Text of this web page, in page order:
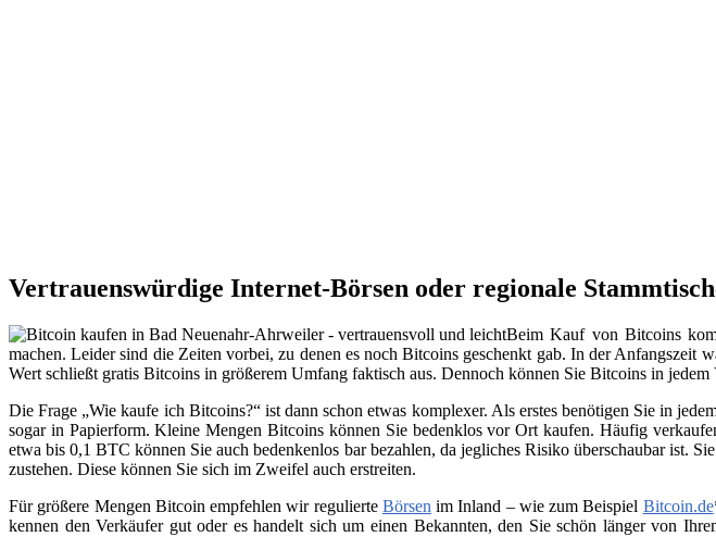
Vertrauenswürdige Internet-Börsen oder regionale
Beim Kauf von Bitcoins
machen. Leider sind die Zeiten vorbei, zu denen es noch Bitcoins geschenkt gab. In der
Wert schließt gratis Bitcoins in größerem Umfang faktisch aus. Dennoch können Sie Bitcoins in jedem
Die Frage „Wie kaufe ich Bitcoins?“ ist dann schon etwas komplexer. Als erstes benötigen Sie in
sogar in Papierform. Kleine Mengen Bitcoins können Sie bedenklos vor Ort kaufen. Häufig
etwa bis 0,1 BTC können Sie auch bedenkenlos bar bezahlen, da jegliches Risiko überschaubar ist.
zustehen. Diese können Sie sich im Zweifel auch erstreiten.
Für größere Mengen Bitcoin empfehlen wir regulierte Börsen im Inland – wie zum Beispiel Bitcoin.de
kennen den Verkäufer gut oder es handelt sich um einen Bekannten, den Sie schön länger von